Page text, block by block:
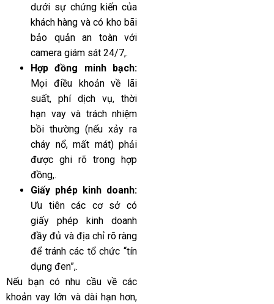
dưới sự chứng kiến của
khách hàng và có kho bãi
bảo quản an toàn với
camera giám sát 24/7,.
Hợp đồng minh bạch:
Mọi điều khoản về lãi
suất, phí dịch vụ, thời
hạn vay và trách nhiệm
bồi thường (nếu xảy ra
cháy nổ, mất mát) phải
được ghi rõ trong hợp
đồng,.
Giấy phép kinh doanh:
Ưu tiên các cơ sở có
giấy phép kinh doanh
đầy đủ và địa chỉ rõ ràng
để tránh các tổ chức “tín
dụng đen”,.
Nếu bạn có nhu cầu về các
khoản vay lớn và dài hạn hơn,